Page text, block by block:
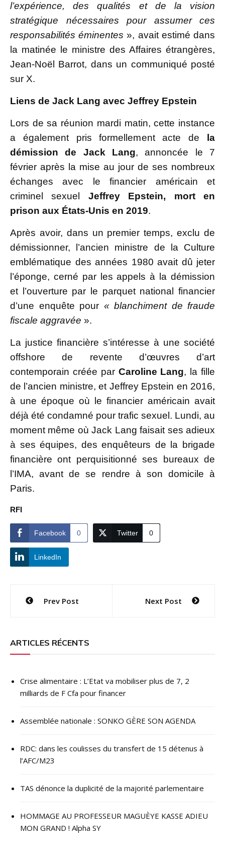
l’expérience, des qualités et de la vision
stratégique nécessaires pour assumer ces
responsabilités éminentes », avait estimé dans
la matinée le ministre des Affaires étrangères,
Jean-Noël Barrot, dans un communiqué posté
sur X.
Liens de Jack Lang avec Jeffrey Epstein
Lors de sa réunion mardi matin, cette instance
a également pris formellement acte de
la
démission de Jack Lang, annoncée le 7
février après la mise au jour de ses nombreux
échanges avec le financier américain et
criminel sexuel Jeffrey Epstein, mort en
prison aux États-Unis en 2019.
Après avoir, dans un premier temps, exclu de
démissionner, l’ancien ministre de la Culture
emblématique des années 1980 avait dû jeter
l’éponge, cerné par les appels à la démission
et l’ouverture par le parquet national financier
d’une enquête pour « blanchiment de fraude
fiscale aggravée ».
La justice financière s’intéresse à une société
offshore de revente d’œuvres d’art
contemporain créée par Caroline Lang, la fille
de l’ancien ministre, et Jeffrey Epstein en 2016,
à une époque où le financier américain avait
déjà été condamné pour trafic sexuel. Lundi, au
moment même où Jack Lang faisait ses adieux
à ses équipes, des enquêteurs de la brigade
financière ont perquisitionné ses bureaux de
l’IMA, avant de se rendre à son domicile à
Paris.
RFI
Facebook 0 Twitter 0
LinkedIn
Navigation
l’article
Prev Post Next Post
ARTICLES RÉCENTS
Crise alimentaire : L’Etat va mobiliser plus de 7, 2
milliards de F Cfa pour financer
Assemblée nationale : SONKO GÈRE SON AGENDA
RDC: dans les coulisses du transfert de 15 détenus à
l’AFC/M23
TAS dénonce la duplicité de la majorité parlementaire
HOMMAGE AU PROFESSEUR MAGUÈYE KASSE ADIEU
MON GRAND ! Alpha SY